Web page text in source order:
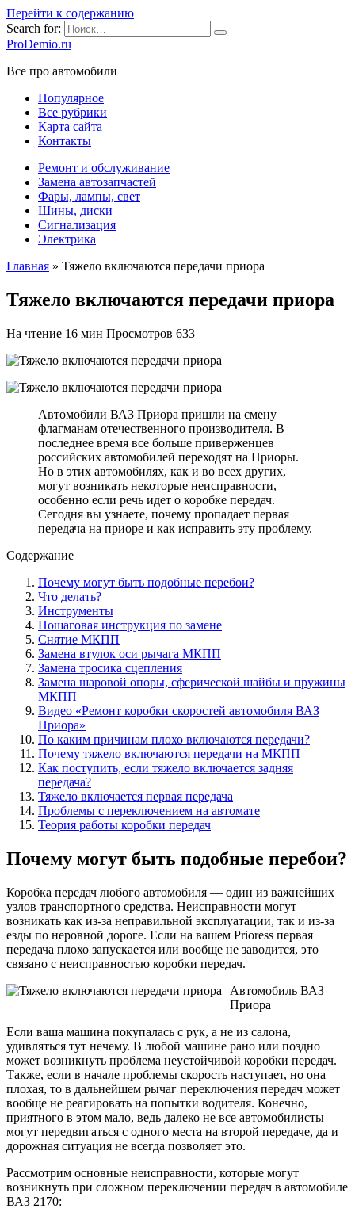
Перейти к содержанию
Search for:
ProDemio.ru
Все про автомобили
Популярное
Все рубрики
Карта сайта
Контакты
Ремонт и обслуживание
Замена автозапчастей
Фары, лампы, свет
Шины, диски
Сигнализация
Электрика
Главная » Тяжело включаются передачи приора
Тяжело включаются передачи приора
На чтение 16 мин Просмотров 633
Автомобили ВАЗ Приора пришли на смену
флагманам отечественного производителя. В
последнее время все больше приверженцев
российских автомобилей переходят на Приоры.
Но в этих автомобилях, как и во всех других,
могут возникать некоторые неисправности,
особенно если речь идет о коробке передач.
Сегодня вы узнаете, почему пропадает первая
передача на приоре и как исправить эту проблему.
Содержание
Почему могут быть подобные перебои?
Что делать?
Инструменты
Пошаговая инструкция по замене
Снятие МКПП
Замена втулок оси рычага МКПП
Замена тросика сцепления
Замена шаровой опоры, сферической шайбы и пружины
МКПП
Видео «Ремонт коробки скоростей автомобиля ВАЗ
Приора»
По каким причинам плохо включаются передачи?
Почему тяжело включаются передачи на МКПП
Как поступить, если тяжело включается задняя
передача?
Тяжело включается первая передача
Проблемы с переключением на автомате
Теория работы коробки передач
Почему могут быть подобные перебои?
Коробка передач любого автомобиля — один из важнейших
узлов транспортного средства. Неисправности могут
возникать как из-за неправильной эксплуатации, так и из-за
езды по неровной дороге. Если на вашем Prioress первая
передача плохо запускается или вообще не заводится, это
связано с неисправностью коробки передач.
Автомобиль ВАЗ
Приора
Если ваша машина покупалась с рук, а не из салона,
удивляться тут нечему. В любой машине рано или поздно
может возникнуть проблема неустойчивой коробки передач.
Также, если в начале проблемы скорость наступает, но она
плохая, то в дальнейшем рычаг переключения передач может
вообще не реагировать на попытки водителя. Конечно,
приятного в этом мало, ведь далеко не все автомобилисты
могут передвигаться с одного места на второй передаче, да и
дорожная ситуация не всегда позволяет это.
Рассмотрим основные неисправности, которые могут
возникнуть при сложном переключении передач в автомобиле
ВАЗ 2170: